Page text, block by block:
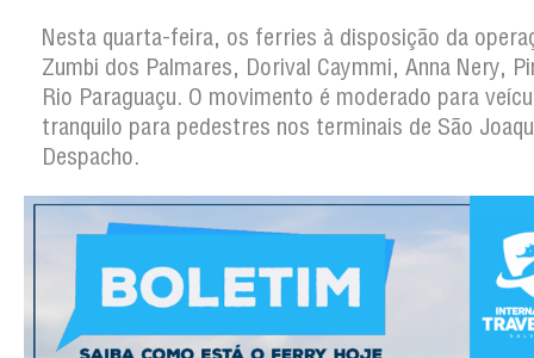
Nesta quarta-feira, os ferries à disposição da
Zumbi dos Palmares, Dorival Caymmi, Anna Nery,
Rio Paraguaçu. O movimento é moderado para
tranquilo para pedestres nos terminais de São
Despacho.